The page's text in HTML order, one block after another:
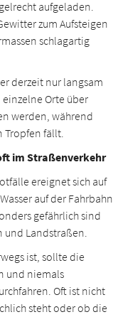
aufgeladen.
zum Aufsteigen
schlagartig
derzeit nur langsam
Orte über
werden, während
Tropfen fällt.
im Straßenverkehr
ereignet sich auf
auf der Fahrbahn
gefährlich sind
und Landstraßen.
ist, sollte die
und niemals
Oft ist nicht
steht oder ob die